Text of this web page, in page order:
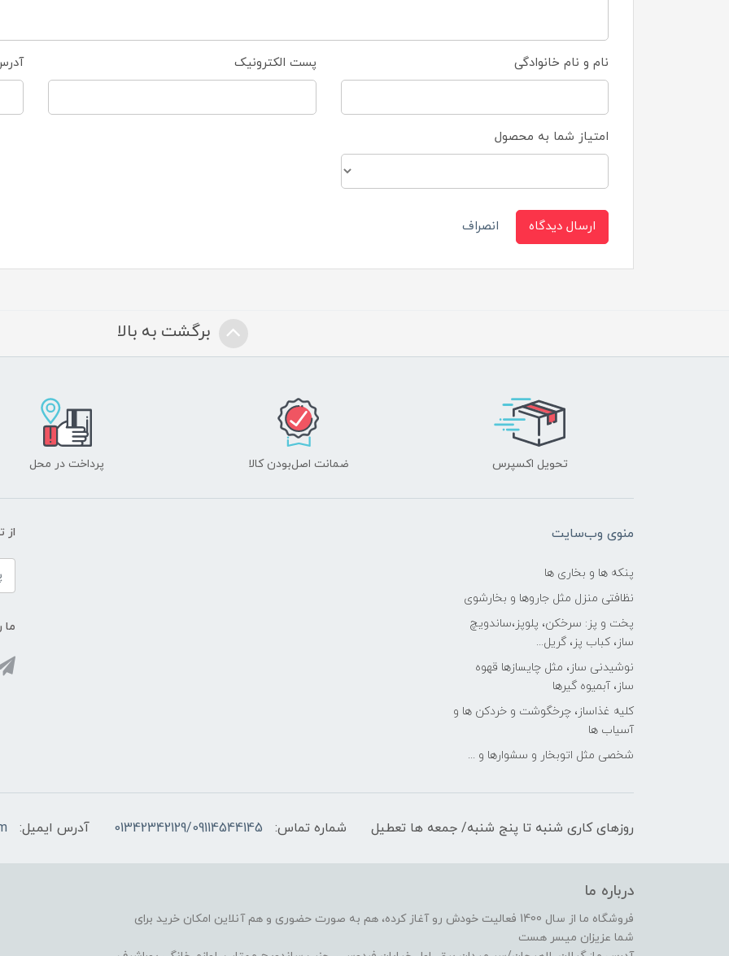
نام و نام خانوادگی پست الکترونیک
امتیاز شما به محصول
ارسال دیدگاه انصراف
برگشت به بالا
تحویل اکسپرس ضمانت اصل‌بودن کالا پرداخت در محل
منوی وب‌سایت
پنکه ها و بخاری ها
نظافتی منزل مثل جاروها و بخارشوی
پخت و پز: سرخکن، پلوپز،ساندویچ
ساز، کباب پز، گریل...
نوشیدنی ساز، مثل چایسازها قهوه
ساز، آبمیوه گیرها
کلیه غذاساز، چرخگوشت و خردکن ها و
آسیاب ها
شخصی مثل اتوبخار و سشوارها و ...
از
ما
روزهای کاری شنبه تا پنج شنبه/ جمعه ها تعطیل شماره تماس: 01342342129/09114544145 آدرس ایمیل:
درباره ما
فروشگاه ما از سال 1400 فعالیت خودش رو آغاز کرده، هم به صورت حضوری و هم آنلاین امکان خرید برای
شما عزیزان میسر هست